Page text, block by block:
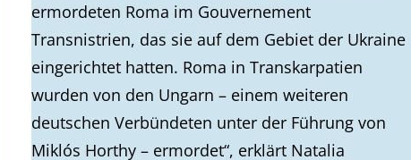
ermordeten Roma im Gouvernement
Transnistrien, das sie auf dem Gebiet der Ukraine
eingerichtet hatten. Roma in Transkarpatien
wurden von den Ungarn – einem weiteren
deutschen Verbündeten unter der Führung von
Miklós Horthy – ermordet“, erklärt Natalia